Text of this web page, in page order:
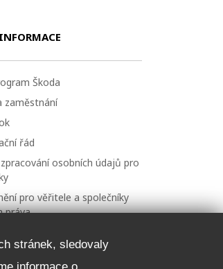
Škoda
zaměstnání
řád
osobních údajů pro
pro věřitele a společníky
práva
stránek, sledovaly